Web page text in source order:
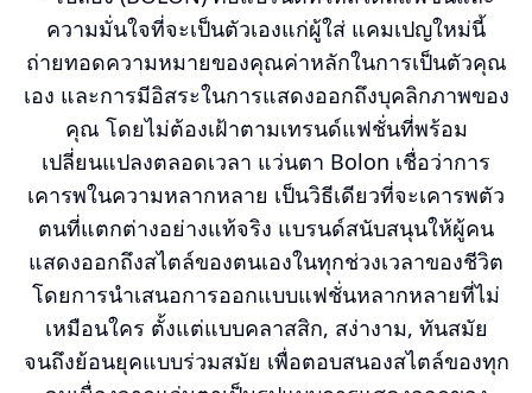
ความมั่นใจที่จะเป็นตัวเองแก่ผู้ใส่ แคมเปญใหม่นี้
ถ่ายทอดความหมายของคุณค่าหลักในการเป็นตัวคุณ
เอง และการมีอิสระในการแสดงออกถึงบุคลิกภาพของ
คุณ โดยไม่ต้องเฝ้าตามเทรนด์แฟชั่นที่พร้อม
เปลี่ยนแปลงตลอดเวลา แว่นตา Bolon เชื่อว่าการ
เคารพในความหลากหลาย เป็นวิธีเดียวที่จะเคารพตัว
ตนที่แตกต่างอย่างแท้จริง แบรนด์สนับสนุนให้ผู้คน
แสดงออกถึงสไตล์ของตนเองในทุกช่วงเวลาของชีวิต
โดยการนำเสนอการออกแบบแฟชั่นหลากหลายที่ไม่
เหมือนใคร ตั้งแต่แบบคลาสสิก, สง่างาม, ทันสมัย
จนถึงย้อนยุคแบบร่วมสมัย เพื่อตอบสนองสไตล์ของทุก